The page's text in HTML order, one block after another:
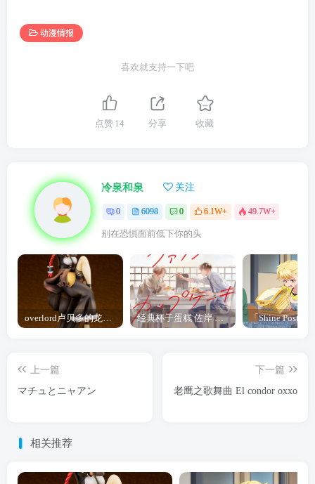
动漫情报
喜欢就支持一下吧
点赞 14 分享 收藏
冷泉和泉 关注
0 6098 0 6.1W+ 49.7W+
别在恐惧面前低下你的头
经典杯子蛋糕 佐岸 漫画「经典杯子蛋糕」宣布真人日剧化
上一篇
マチュとニャアン
下一篇
老鹰之歌舞曲 El condor oxxo
相关推荐